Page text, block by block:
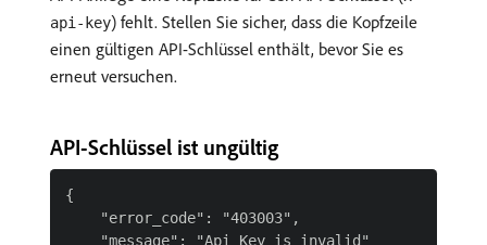
api-key) fehlt. Stellen Sie sicher, dass die Kopfzeile
einen gültigen API-Schlüssel enthält, bevor Sie es
erneut versuchen.
API-Schlüssel ist ungültig
{
    "error_code": "403003",
    "message": "Api Key is invalid"